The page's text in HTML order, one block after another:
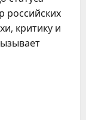
российских
критику и